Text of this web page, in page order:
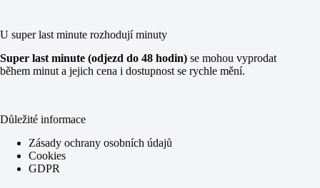
U super last minute rozhodují minuty
Super last minute (odjezd do 48 hodin) se mohou vyprodat
během minut a jejich cena i dostupnost se rychle mění.
Důležité informace
Zásady ochrany osobních údajů
Cookies
GDPR